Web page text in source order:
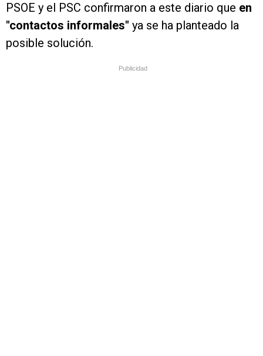
PSOE y el PSC confirmaron a este diario que en
"contactos informales" ya se ha planteado la
posible solución.
Publicidad